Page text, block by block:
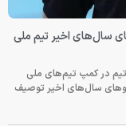
سال‌های اخیر تیم ملی
در کمپ تیم‌های ملی
سال‌های اخیر توصیف